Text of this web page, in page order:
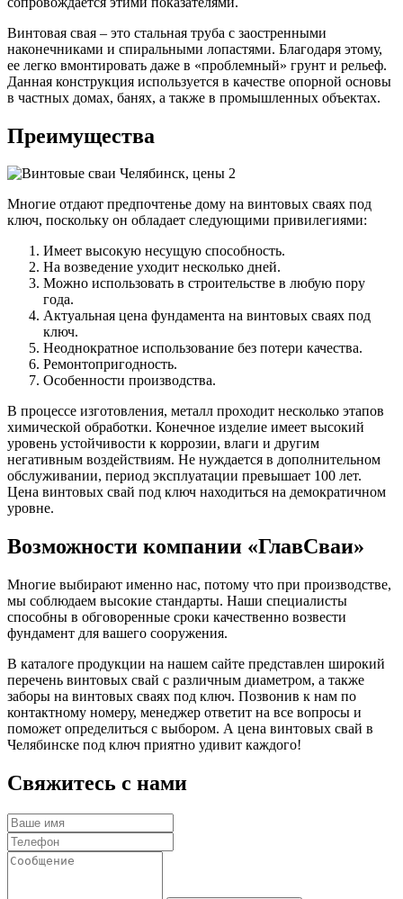
Винтовая свая – это стальная труба с заостренными
наконечниками и спиральными лопастями. Благодаря этому,
ее легко вмонтировать даже в «проблемный» грунт и рельеф.
Данная конструкция используется в качестве опорной основы
в частных домах, банях, а также в промышленных объектах.
Преимущества
Многие отдают предпочтенье дому на винтовых сваях под
ключ, поскольку он обладает следующими привилегиями:
Имеет высокую несущую способность.
На возведение уходит несколько дней.
Можно использовать в строительстве в любую пору
года.
Актуальная цена фундамента на винтовых сваях под
ключ.
Неоднократное использование без потери качества.
Ремонтопригодность.
Особенности производства.
В процессе изготовления, металл проходит несколько этапов
химической обработки. Конечное изделие имеет высокий
уровень устойчивости к коррозии, влаги и другим
негативным воздействиям. Не нуждается в дополнительном
обслуживании, период эксплуатации превышает 100 лет.
Цена винтовых свай под ключ находиться на демократичном
уровне.
Возможности компании «ГлавСваи»
Многие выбирают именно нас, потому что при производстве,
мы соблюдаем высокие стандарты. Наши специалисты
способны в обговоренные сроки качественно возвести
фундамент для вашего сооружения.
В каталоге продукции на нашем сайте представлен широкий
перечень винтовых свай с различным диаметром, а также
заборы на винтовых сваях под ключ. Позвонив к нам по
контактному номеру, менеджер ответит на все вопросы и
поможет определиться с выбором. А цена винтовых свай в
Челябинске под ключ приятно удивит каждого!
Свяжитесь с нами